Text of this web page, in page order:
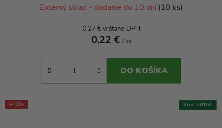
Externý sklad - dodanie do 10 dní (10 ks)
0,27 € vrátane DPH
0,22 € / ks
DO KOŠÍKA
AKCIA Kód: 2015T